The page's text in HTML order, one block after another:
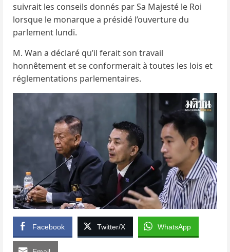
suivrait les conseils donnés par Sa Majesté le Roi
lorsque le monarque a présidé l’ouverture du
parlement lundi.
M. Wan a déclaré qu’il ferait son travail
honnêtement et se conformerait à toutes les lois et
réglementations parlementaires.
Facebook Twitter/X WhatsApp